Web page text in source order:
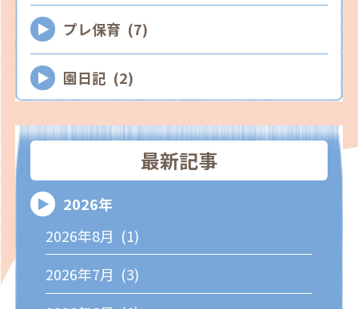
プレ保育 (7)
園日記 (2)
最新記事
2026年
2026年8月 (1)
2026年7月 (3)